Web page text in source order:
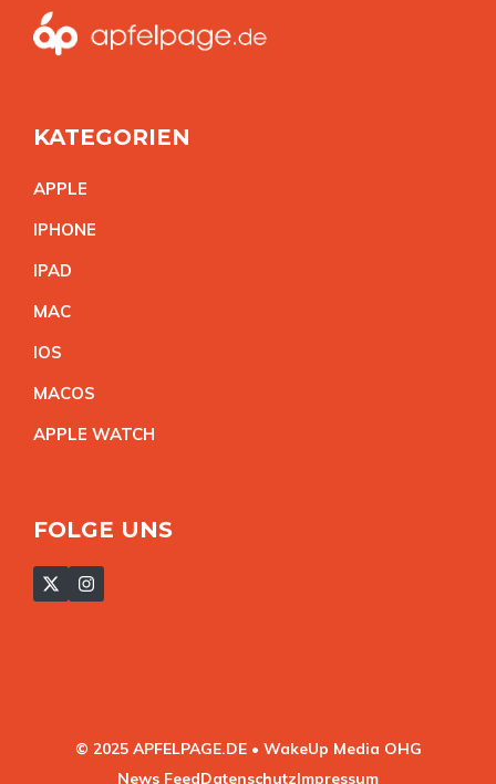
KATEGORIEN
APPLE
IPHONE
IPAD
MAC
IOS
MACOS
APPLE WATCH
FOLGE UNS
© 2025 APFELPAGE.DE • WakeUp Media OHG
News FeedDatenschutzImpressum